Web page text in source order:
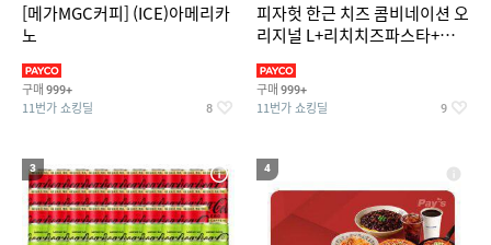
[메가MGC커피] (ICE)아메리카
노
구매 999+
11번가 쇼킹딜 8
피자헛 한근 치즈 콤비네이션 오
리지널 L+리치치즈파스타+콜
구매 999+
11번가 쇼킹딜 9
3 4